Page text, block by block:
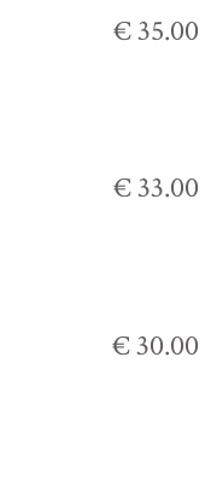
€ 35.00
€ 33.00
€ 30.00